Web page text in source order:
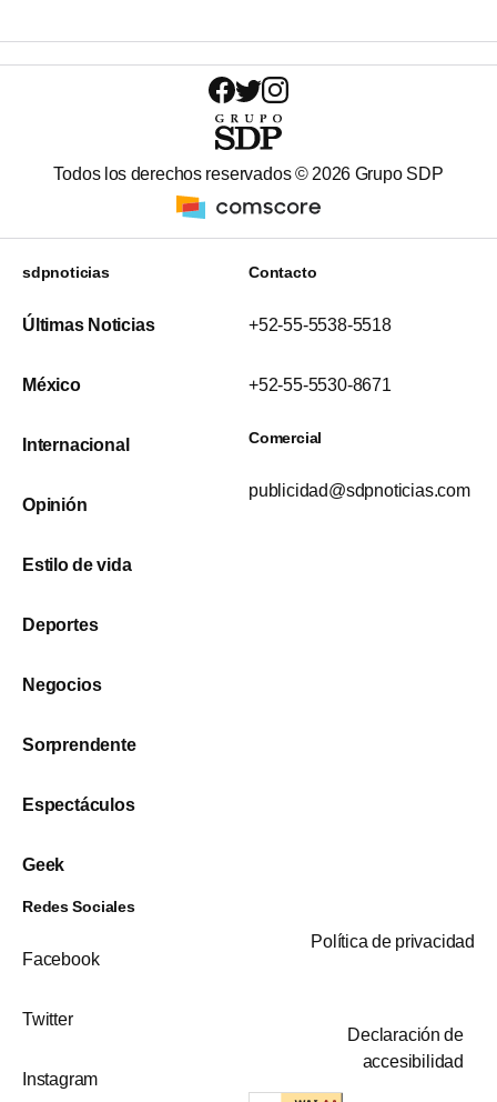
Todos los derechos reservados ©2026 Grupo SDP
sdpnoticias
Últimas Noticias
México
Internacional
Opinión
Estilo de vida
Deportes
Negocios
Sorprendente
Espectáculos
Geek
Contacto
+52-55-5538-5518
+52-55-5530-8671
Comercial
publicidad@sdpnoticias.com
Redes Sociales
Facebook
Twitter
Instagram
Política de privacidad
Declaración de
accesibilidad